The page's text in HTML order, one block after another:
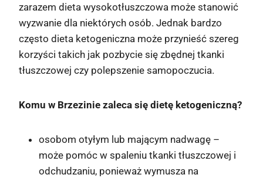
zarazem dieta wysokotłuszczowa może stanowić
wyzwanie dla niektórych osób. Jednak bardzo
często dieta ketogeniczna może przynieść szereg
korzyści takich jak pozbycie się zbędnej tkanki
tłuszczowej czy polepszenie samopoczucia.
Komu w Brzezinie zaleca się dietę ketogeniczną?
osobom otyłym lub mającym nadwagę –
może pomóc w spaleniu tkanki tłuszczowej i
odchudzaniu, ponieważ wymusza na